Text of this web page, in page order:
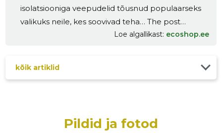
isolatsiooniga veepudelid tõusnud populaarseks
valikuks neile, kes soovivad teha… The post
Roostevabast terasest korduvkasutatava
Loe algallikast ecoshop.ee
kõik artiklid
Pildid ja fotod